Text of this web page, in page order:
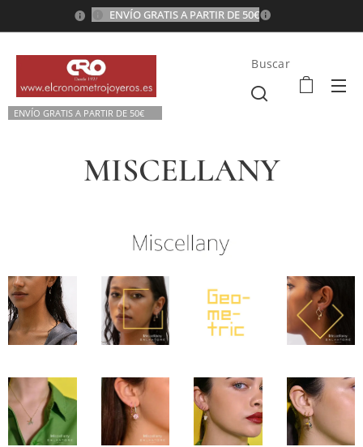
ENVÍO GRATIS A PARTIR DE 50€
ENVÍO GRATIS A PARTIR DE 50€💫
Buscar
MISCELLANY